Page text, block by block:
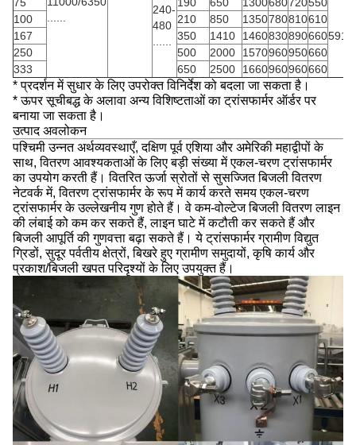
240-
480
591
100
210 850 1350780810610
167
350 1410 1460830890660
250
500 2000 1570960950660
333
650 2500 1660960960660
* प्रदर्शन में सुधार के लिए उपरोक्त विनिर्देश को बदला जा सकता है।
* ऊपर सूचीबद्ध के अलावा अन्य विशिष्टताओं का ट्रांसफार्मर ऑर्डर पर
बनाया जा सकता है।
उत्पाद अवलोकन
पश्चिमी उन्नत अर्थव्यवस्थाएँ, दक्षिण पूर्व एशिया और अमेरिकी महाद्वीपों के
साथ, वितरण आवश्यकताओं के लिए बड़ी संख्या में एकल-चरण ट्रांसफार्मर
का उपयोग करती हैं। वितरित ऊर्जा स्रोतों से सुसज्जित बिजली वितरण
नेटवर्क में, वितरण ट्रांसफार्मर के रूप में कार्य करते समय एकल-चरण
ट्रांसफार्मर के उल्लेखनीय गुण होते हैं। वे कम-वोल्टेज बिजली वितरण लाइन
की लंबाई को कम कर सकते हैं, लाइन घाटे में कटौती कर सकते हैं और
बिजली आपूर्ति की गुणवत्ता बढ़ा सकते हैं। ये ट्रांसफार्मर ग्रामीण विद्युत
ग्रिडों, सुदूर पर्वतीय क्षेत्रों, बिखरे हुए ग्रामीण समुदायों, कृषि कार्य और
प्रकाश/बिजली खपत परिदृश्यों के लिए उपयुक्त हैं।